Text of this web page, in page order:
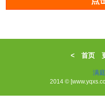
< 首页
满
2014 ©